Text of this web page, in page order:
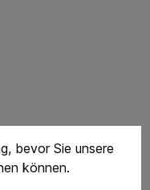
bevor Sie unsere
können.